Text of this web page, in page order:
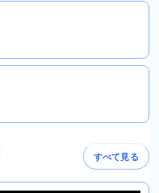
すべて見る